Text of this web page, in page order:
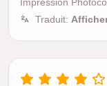
Traduit: